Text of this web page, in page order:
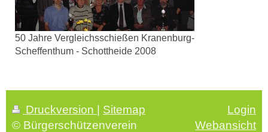
50 Jahre Vergleichsschießen Kranenburg-
Scheffenthum - Schottheide 2008
Druckversion | Sitemap
© Bürgerschützenverein
Login
Webansicht